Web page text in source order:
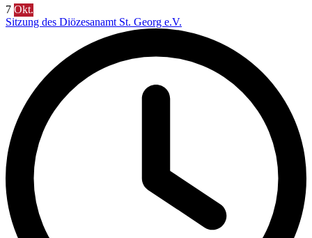
7 Okt.
Sitzung des Diözesanamt St. Georg e.V.